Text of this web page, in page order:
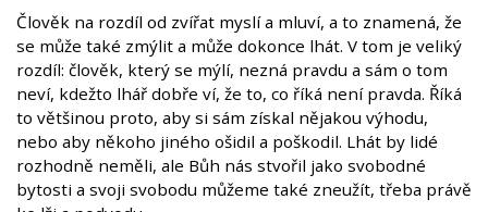
Člověk na rozdíl od zvířat myslí a mluví, a to znamená, že
se může také zmýlit a může dokonce lhát. V tom je veliký
rozdíl: člověk, který se mýlí, nezná pravdu a sám o tom
neví, kdežto lhář dobře ví, že to, co říká není pravda. Říká
to většinou proto, aby si sám získal nějakou výhodu,
nebo aby někoho jiného ošidil a poškodil. Lhát by lidé
rozhodně neměli, ale Bůh nás stvořil jako svobodné
bytosti a svoji svobodu můžeme také zneužít, třeba právě